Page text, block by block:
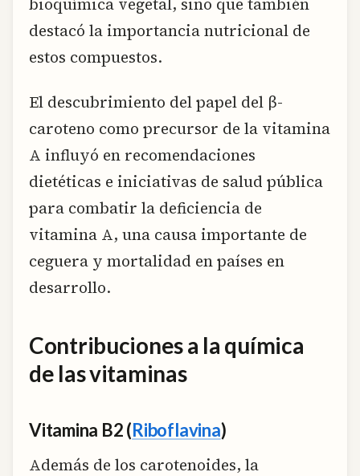
bioquímica vegetal, sino que también
destacó la importancia nutricional de
estos compuestos.
El descubrimiento del papel del β-
caroteno como precursor de la vitamina
A influyó en recomendaciones
dietéticas e iniciativas de salud pública
para combatir la deficiencia de
vitamina A, una causa importante de
ceguera y mortalidad en países en
desarrollo.
Contribuciones a la química
de las vitaminas
Vitamina B2 (Riboflavina)
Además de los carotenoides, la